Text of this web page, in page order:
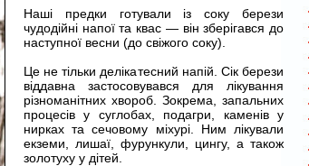
Наші предки готували із соку берези
чудодійні напої та квас — він зберігався до
наступної весни (до свіжого соку).
Це не тільки делікатесний напій. Сік берези
віддавна застосовувався для лікування
різноманітних хвороб. Зокрема, запальних
процесів у суглобах, подагри, каменів у
нирках та сечовому міхурі. Ним лікували
екземи, лишаї, фурункули, цингу, а також
золотуху у дітей.